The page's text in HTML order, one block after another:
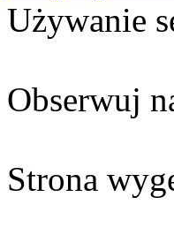
Używanie
Obserwuj
Strona